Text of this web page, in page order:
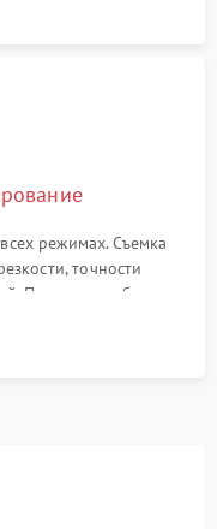
режимах. Съемка
точности
Проверка работы
и тестирование